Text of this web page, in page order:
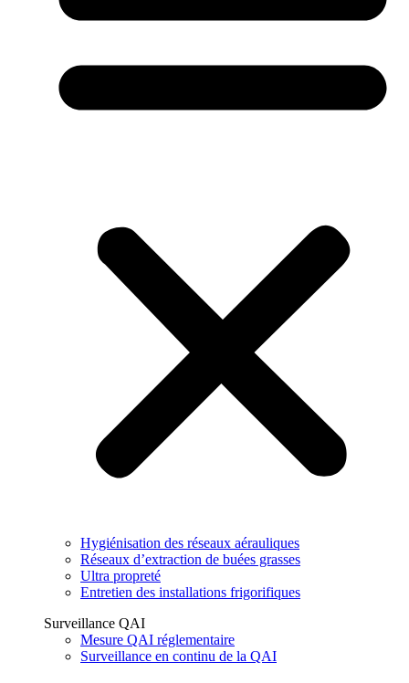
Hygiénisation des réseaux aérauliques
Réseaux d’extraction de buées grasses
Ultra propreté
Entretien des installations frigorifiques
Surveillance QAI
Mesure QAI réglementaire
Surveillance en continu de la QAI